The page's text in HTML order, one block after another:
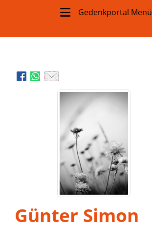
Gedenkportal Menü
Günter Simon